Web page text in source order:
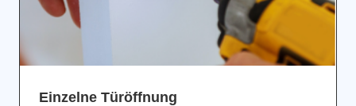
Einzelne Türöffnung